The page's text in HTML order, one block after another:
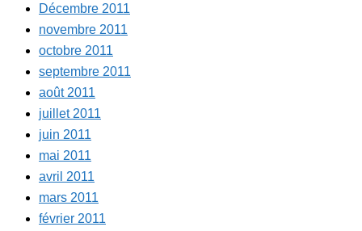
Décembre 2011
novembre 2011
octobre 2011
septembre 2011
août 2011
juillet 2011
juin 2011
mai 2011
avril 2011
mars 2011
février 2011